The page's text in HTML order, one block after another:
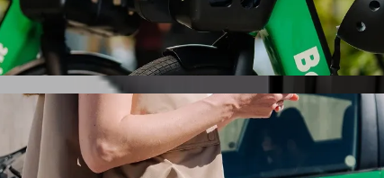
PKP Opole Główne avec le
si vous recherchez le meilleur prix pour aller à Dworzec PKP
idéal pour vous.